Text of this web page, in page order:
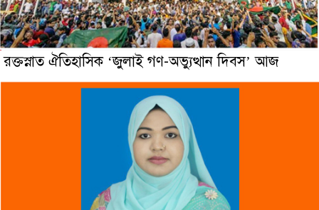
রক্তস্নাত ঐতিহাসিক ‌‘জুলাই গণ-অভ্যুত্থান দিবস’ আজ